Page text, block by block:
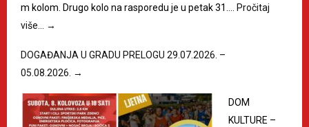
m kolom. Drugo kolo na rasporedu je u petak 31.…
Pročitaj
više…
→
DOGAĐANJA U GRADU PRELOGU 29.07.2026. –
05.08.2026. →
DOM
KULTURE –